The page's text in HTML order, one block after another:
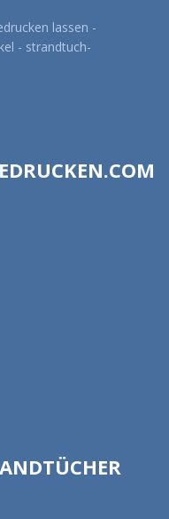
lassen -
- strandtuch-